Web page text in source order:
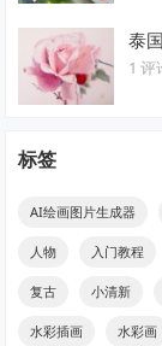
泰
1 评
标签
AI绘画图片生成器
人物 入门教程
复古 小清新
水彩插画 水彩画